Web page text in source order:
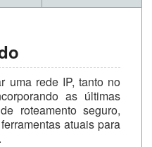
uma rede IP, tanto no
as últimas
roteamento seguro,
atuais para